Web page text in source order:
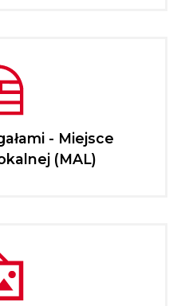
- Miejsce
(MAL)